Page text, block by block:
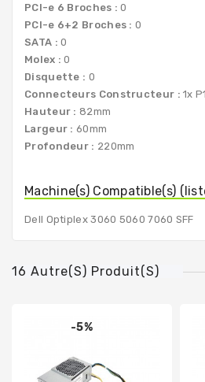
PCI-e 6 Broches : 0
PCI-e 6+2 Broches : 0
SATA : 0
Molex : 0
Disquette : 0
Connecteurs Constructeur : 1x
Hauteur : 82mm
Largeur : 60mm
Profondeur : 220mm
Machine(s) Compatible(s)
Dell Optiplex 3060 5060 7060 SFF
16 Autre(s) Produit(s)
-5%